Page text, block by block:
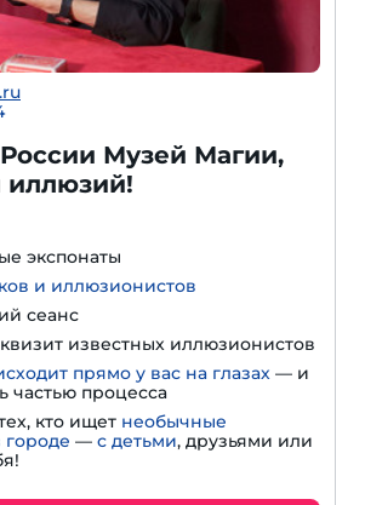
Музей Магии,
иллюзий!
экспонаты
и иллюзионистов
сеанс
известных иллюзионистов
прямо у вас на глазах — и
частью процесса
кто ищет необычные
городе — с детьми, друзьями или